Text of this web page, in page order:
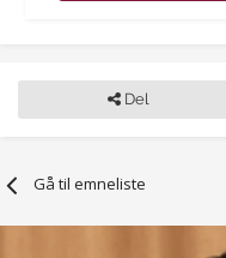
Del
Gå til emneliste